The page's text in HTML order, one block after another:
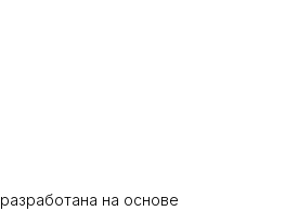
разработана на основе